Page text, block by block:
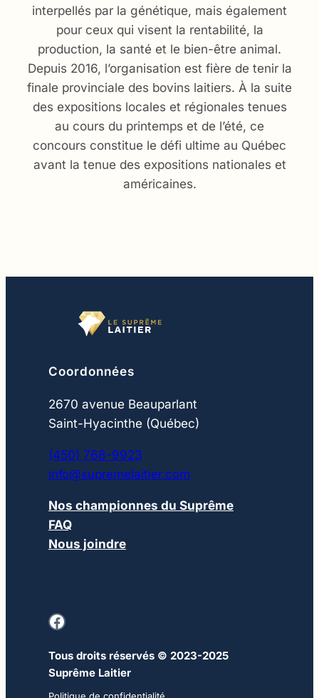
interpellés par la génétique, mais également
pour ceux qui visent la rentabilité, la
production, la santé et le bien-être animal.
Depuis 2016, l’organisation est fière de tenir la
finale provinciale des bovins laitiers. À la suite
des expositions locales et régionales tenues
au cours du printemps et de l’été, ce
concours constitue le défi ultime au Québec
avant la tenue des expositions nationales et
américaines.
Coordonnées
2670 avenue Beauparlant
Saint-Hyacinthe (Québec)
(450) 768-9923
info@supremelaitier.com
Nos championnes du Suprême
FAQ
Nous joindre
Facebook
Tous droits réservés © 2023-2025
Suprême Laitier